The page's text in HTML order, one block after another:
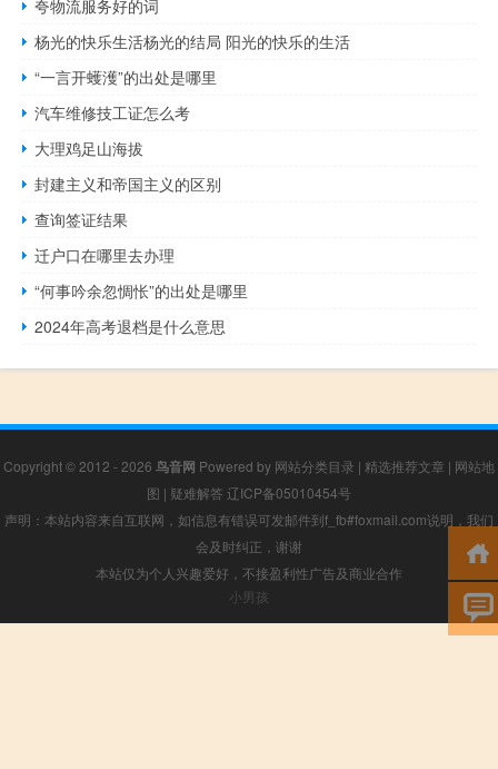
夸物流服务好的词
杨光的快乐生活杨光的结局 阳光的快乐的生活
“一言开蠖濩”的出处是哪里
汽车维修技工证怎么考
大理鸡足山海拔
封建主义和帝国主义的区别
查询签证结果
迁户口在哪里去办理
“何事吟余忽惆怅”的出处是哪里
2024年高考退档是什么意思
Copyright © 2012 - 2026 鸟音网 Powered by 网站分类目录 | 精选推荐文章 | 网站地
图 | 疑难解答 辽ICP备05010454号
声明：本站内容来自互联网，如信息有错误可发邮件到f_fb#foxmail.com说明，我们
会及时纠正，谢谢
本站仅为个人兴趣爱好，不接盈利性广告及商业合作
小男孩